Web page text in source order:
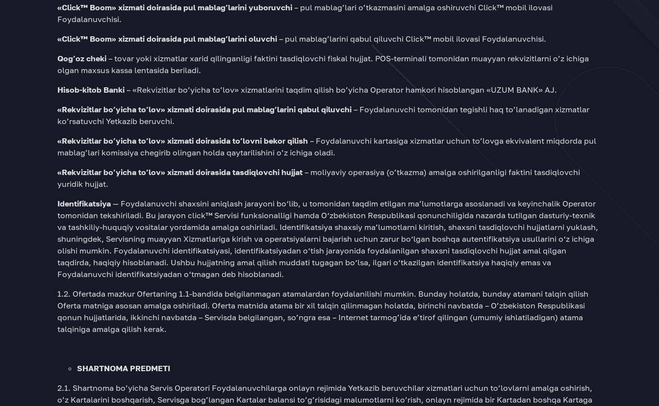
«Click™ Boom» xizmati doirasida pul mablag’larini yuboruvchi – pul mablag’lari o’tkazmasini amalga oshiruvchi Click™ mobil ilovasi
Foydalanuvchisi.
«Click™ Boom» xizmati doirasida pul mablag’larini oluvchi – pul mablag’larini qabul qiluvchi Click™ mobil ilovasi Foydalanuvchisi.
Qog’oz cheki – tovar yoki xizmatlar xarid qilinganligi faktini tasdiqlovchi fiskal hujjat. POS-terminali tomonidan muayyan rekvizitlarni o’z ichiga
olgan maxsus kassa lentasida beriladi.
Hisob-kitob Banki – «Rekvizitlar bo’yicha to’lov» xizmatlarini taqdim qilish bo’yicha Operator hamkori hisoblangan «UZUM BANK» AJ.
«Rekvizitlar bo’yicha to’lov» xizmati doirasida pul mablag’larini qabul qiluvchi – Foydalanuvchi tomonidan tegishli haq to’lanadigan xizmatlar
ko’rsatuvchi Yetkazib beruvchi.
«Rekvizitlar bo’yicha to’lov» xizmati doirasida to’lovni bekor qilish – Foydalanuvchi kartasiga xizmatlar uchun to’lovga ekvivalent miqdorda pul
mablag’lari komissiya chegirib olingan holda qaytarilishini o’z ichiga oladi.
«Rekvizitlar bo’yicha to’lov» xizmati doirasida tasdiqlovchi hujjat – moliyaviy operasiya (o’tkazma) amalga oshirilganligi faktini tasdiqlovchi
yuridik hujjat.
Identifikatsiya — Foydalanuvchi shaxsini aniqlash jarayoni bo‘lib, u tomonidan taqdim etilgan ma’lumotlarga asoslanadi va keyinchalik Operator
tomonidan tekshiriladi. Bu jarayon click™ Servisi funksionalligi hamda O‘zbekiston Respublikasi qonunchiligida nazarda tutilgan dasturiy-texnik
va tashkiliy-huquqiy vositalar yordamida amalga oshiriladi. Identifikatsiya shaxsiy ma’lumotlarni kiritish, shaxsni tasdiqlovchi hujjatlarni yuklash,
shuningdek, Servisning muayyan Xizmatlariga kirish va operatsiyalarni bajarish uchun zarur bo‘lgan boshqa autentifikatsiya usullarini o‘z ichiga
olishi mumkin. Foydalanuvchi identifikatsiyasi, identifikatsiyadan o‘tish jarayonida foydalanilgan shaxsni tasdiqlovchi hujjat amal qilgan
taqdirda, haqiqiy hisoblanadi. Ushbu hujjatning amal qilish muddati tugagan bo‘lsa, ilgari o‘tkazilgan identifikatsiya haqiqiy emas va
Foydalanuvchi identifikatsiyadan o‘tmagan deb hisoblanadi.
1.2. Ofertada mazkur Ofertaning 1.1-bandida belgilanmagan atamalardan foydalanilishi mumkin. Bunday holatda, bunday atamani talqin qilish
Oferta matniga asosan amalga oshiriladi. Oferta matnida atama bir xil talqin qilinmagan holatda, birinchi navbatda – O’zbekiston Respublikasi
qonun hujjatlarida, ikkinchi navbatda – Servisda belgilangan, so’ngra esa – Internet tarmog’ida e’tirof qilingan (umumiy ishlatiladigan) atama
talqiniga amalga qilish kerak.
SHARTNOMA PREDMETI
2.1. Shartnoma bo’yicha Servis Operatori Foydalanuvchilarga onlayn rejimida Yetkazib beruvchilar xizmatlari uchun to’lovlarni amalga oshirish,
o’z Kartalarini boshqarish, Servisga bog’langan Kartalar balansi to’g’risidagi malumotlarni ko’rish, onlayn rejimida bir Kartadan boshqa Kartaga